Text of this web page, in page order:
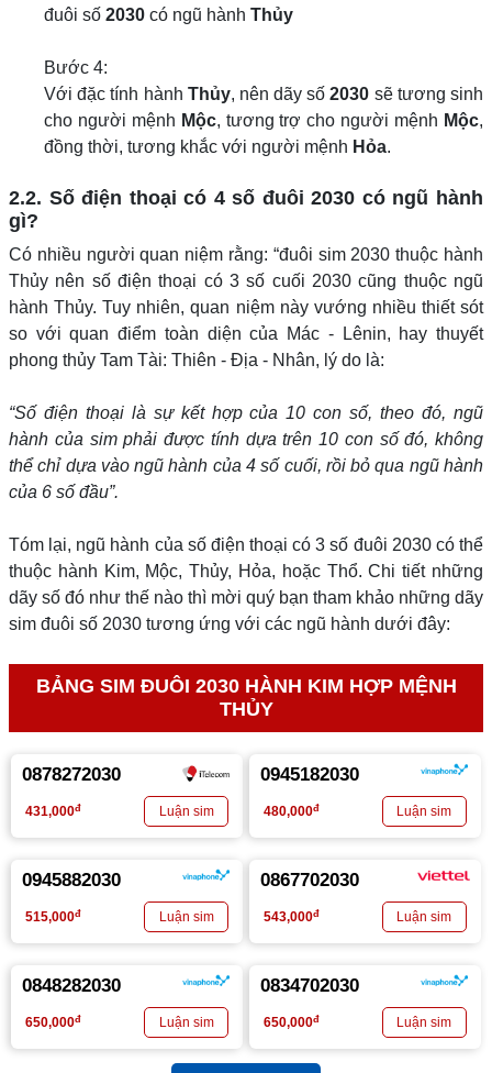
đuôi số 2030 có ngũ hành Thủy
Bước 4:
Với đặc tính hành Thủy, nên dãy số2030 sẽ tương sinh
cho người mệnh Mộc, tương trợ cho người mệnh Mộc,
đồng thời, tương khắc với người mệnh Hỏa.
2.2. Số điện thoại có 4 số đuôi 2030 có ngũ hành
gì?
Có nhiều người quan niệm rằng: “đuôi sim 2030 thuộc hành
Thủy nên số điện thoại có 3 số cuối 2030 cũng thuộc ngũ
hành Thủy. Tuy nhiên, quan niệm này vướng nhiều thiết sót
so với quan điểm toàn diện của Mác - Lênin, hay thuyết
phong thủy Tam Tài: Thiên - Địa - Nhân, lý do là:
“Số điện thoại là sự kết hợp của 10 con số, theo đó, ngũ
hành của sim phải được tính dựa trên 10 con số đó, không
thể chỉ dựa vào ngũ hành của 4 số cuối, rồi bỏ qua ngũ hành
của 6 số đầu”.
Tóm lại, ngũ hành của số điện thoại có 3 số đuôi 2030 có thể
thuộc hành Kim, Mộc, Thủy, Hỏa, hoặc Thổ. Chi tiết những
dãy số đó như thế nào thì mời quý bạn tham khảo những dãy
sim đuôi số 2030 tương ứng với các ngũ hành dưới đây:
BẢNG SIM ĐUÔI 2030 HÀNH KIM HỢP MỆNH
THỦY
0878272030
431,000đ
0945182030
480,000đ
0945882030
515,000đ
0867702030
543,000đ
0848282030
650,000đ
0834702030
650,000đ